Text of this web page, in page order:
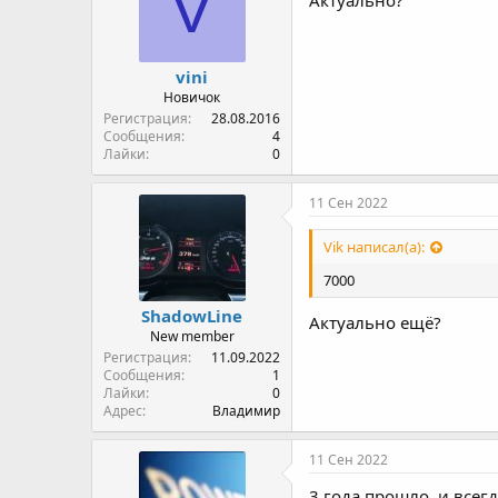
vini
Новичок
Регистрация
28.08.2016
Сообщения
4
Лайки
0
ShadowLine
New member
Регистрация
11.09.2022
Сообщения
1
Лайки
0
Адрес
Владимир
11 Сен 2022
Vik написал(а):
7000
Актуально ещё?
11 Сен 2022